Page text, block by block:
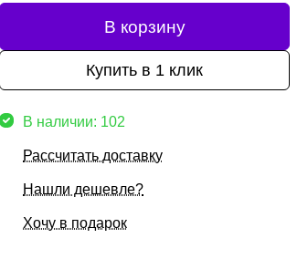
В корзину
Купить в 1 клик
В наличии: 102
Рассчитать доставку
Нашли дешевле?
Хочу в подарок